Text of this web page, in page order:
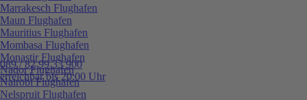
089 / 82 99 33 900
erreichbar bis 20:00 Uhr
Marrakesch Flughafen
Maun Flughafen
Mauritius Flughafen
Mombasa Flughafen
Monastir Flughafen
Nador Flughafen
Nairobi Flughafen
Nelspruit Flughafen